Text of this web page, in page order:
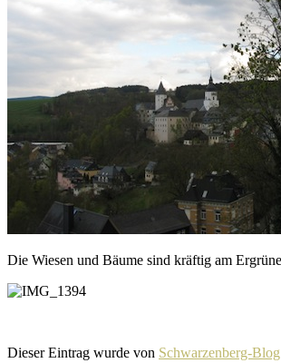
Die Wiesen und Bäume sind kräftig am
Dieser Eintrag wurde von Schwarzenberg-Blog